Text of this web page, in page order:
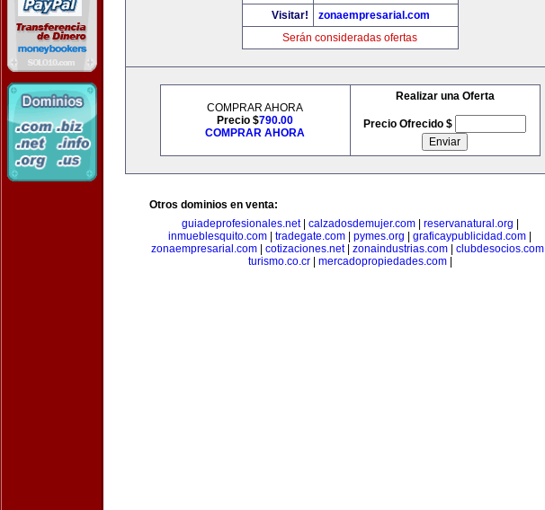
Visitar!
zonaempresarial.com
Serán consideradas ofertas
COMPRAR AHORA
Precio $790.00
COMPRAR AHORA
Realizar una Oferta
Precio Ofrecido $
Otros dominios en venta:
guiadeprofesionales.net| calzadosdemujer.com| reservanatural.org
inmueblesquito.com
tradegate.com pymes.org graficaypublicidad.com
zonaempresarial.com| cotizaciones.net| zonaindustrias.com| clubdesocios.com|
turismo.co.cr| mercadopropiedades.com|